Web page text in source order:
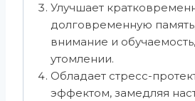
Улучшает
долговременную
внимание и
утомлении.
Обладает стресс-
эффектом, замедляя